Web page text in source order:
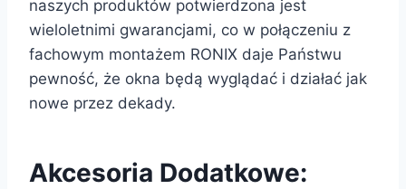
naszych produktów potwierdzona jest
wieloletnimi gwarancjami, co w połączeniu z
fachowym montażem RONIX daje Państwu
pewność, że okna będą wyglądać i działać jak
nowe przez dekady.
Akcesoria Dodatkowe: